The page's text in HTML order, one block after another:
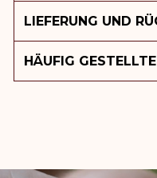
LIEFERUNG UND
HÄUFIG